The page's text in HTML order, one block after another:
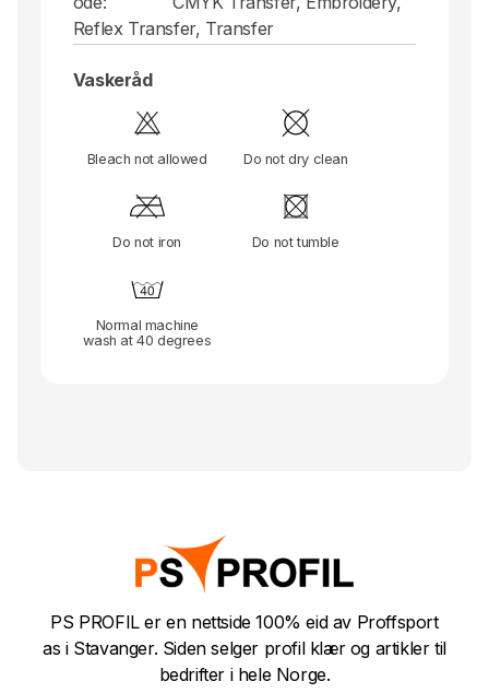
Reflex Transfer, Transfer
Vaskeråd
Bleach not allowed Do not dry clean
Do not iron Do not tumble
Normal machine
wash at 40 degrees
PS PROFIL er en nettside 100% eid av Proffsport
as i Stavanger. Siden selger profil klær og artikler til
bedrifter i hele Norge.